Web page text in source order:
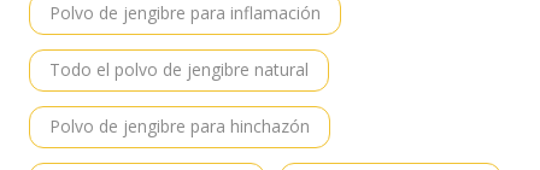
Polvo de jengibre para inflamación
Todo el polvo de jengibre natural
Polvo de jengibre para hinchazón